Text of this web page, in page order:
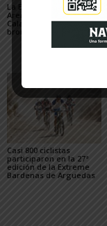
La Escuela del Triatlón
Arenas regresa de
Calahorra con dos
bronces nacionales
Casi 800 ciclistas
participaron en la 27ª
edición de la Extreme
Bardenas de Arguedas